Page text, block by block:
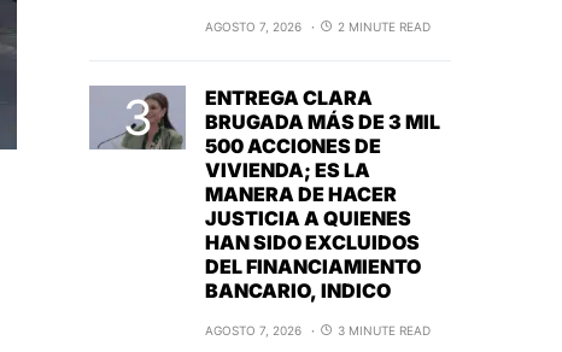
AGOSTO 7, 2026 2 MINUTE READ
ENTREGA CLARA
BRUGADA MÁS DE 3 MIL
500 ACCIONES DE
VIVIENDA; ES LA
MANERA DE HACER
JUSTICIA A QUIENES
HAN SIDO EXCLUIDOS
DEL FINANCIAMIENTO
BANCARIO, INDICO
AGOSTO 7, 2026 3 MINUTE READ